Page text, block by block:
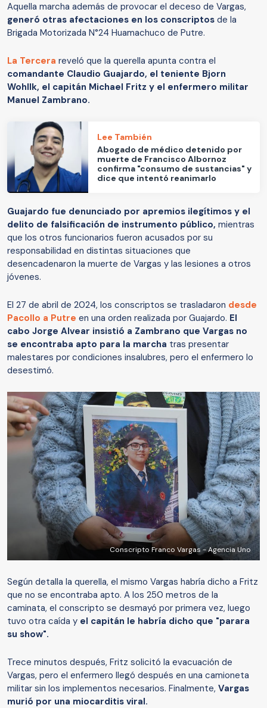
Aquella marcha además de provocar el deceso de Vargas,
generó otras afectaciones en los conscriptos de la
Brigada Motorizada N°24 Huamachuco de Putre.
La Tercera reveló que la querella apunta contra el
comandante Claudio Guajardo, el teniente Bjorn
Wohllk, el capitán Michael Fritz y el enfermero militar
Manuel Zambrano.
Lee También
Abogado de médico detenido por
muerte de Francisco Albornoz
confirma "consumo de sustancias" y
dice que intentó reanimarlo
Guajardo fue denunciado por apremios ilegítimos y el
delito de falsificación de instrumento público, mientras
que los otros funcionarios fueron acusados por su
responsabilidad en distintas situaciones que
desencadenaron la muerte de Vargas y las lesiones a otros
jóvenes.
El 27 de abril de 2024, los conscriptos se trasladaron desde
Pacollo a Putre en una orden realizada por Guajardo. El
cabo Jorge Alvear insistió a Zambrano que Vargas no
se encontraba apto para la marcha tras presentar
malestares por condiciones insalubres, pero el enfermero lo
desestimó.
Conscripto Franco Vargas - Agencia Uno
Según detalla la querella, el mismo Vargas habría dicho a Fritz
que no se encontraba apto. A los 250 metros de la
caminata, el conscripto se desmayó por primera vez, luego
tuvo otra caída y el capitán le habría dicho que "parara
su show".
Trece minutos después, Fritz solicitó la evacuación de
Vargas, pero el enfermero llegó después en una camioneta
militar sin los implementos necesarios. Finalmente, Vargas
murió por una miocarditis viral.